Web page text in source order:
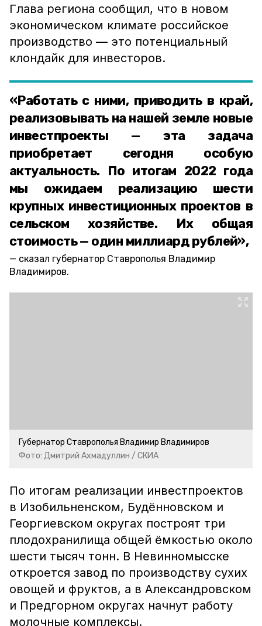
Глава региона сообщил, что в новом
экономическом климате российское
производство — это потенциальный
клондайк для инвесторов.
«Работать с ними, приводить в край,
реализовывать на нашей земле новые
инвестпроекты — эта задача
приобретает сегодня особую
актуальность. По итогам 2022 года
мы ожидаем реализацию шести
крупных инвестиционных проектов в
сельском хозяйстве. Их общая
стоимость — один миллиард рублей»,
сказал губернатор Ставрополья Владимир
Владимиров.
Губернатор Ставрополья Владимир Владимиров
Фото: Дмитрий Ахмадуллин / СКИА
По итогам реализации инвестпроектов
в Изобильненском, Будённовском и
Георгиевском округах построят три
плодохранилища общей ёмкостью около
шести тысяч тонн. В Невинномысске
откроется завод по производству сухих
овощей и фруктов, а в Александровском
и Предгорном округах начнут работу
молочные комплексы.